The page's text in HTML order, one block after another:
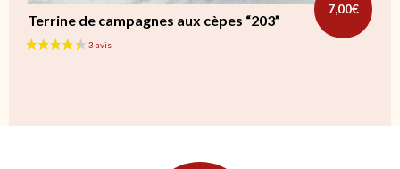
Terrine de campagnes aux cèpes “203”
7,00€